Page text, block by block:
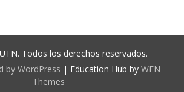
Todos los derechos reservados.
by WordPress | Education Hub by WEN
Themes